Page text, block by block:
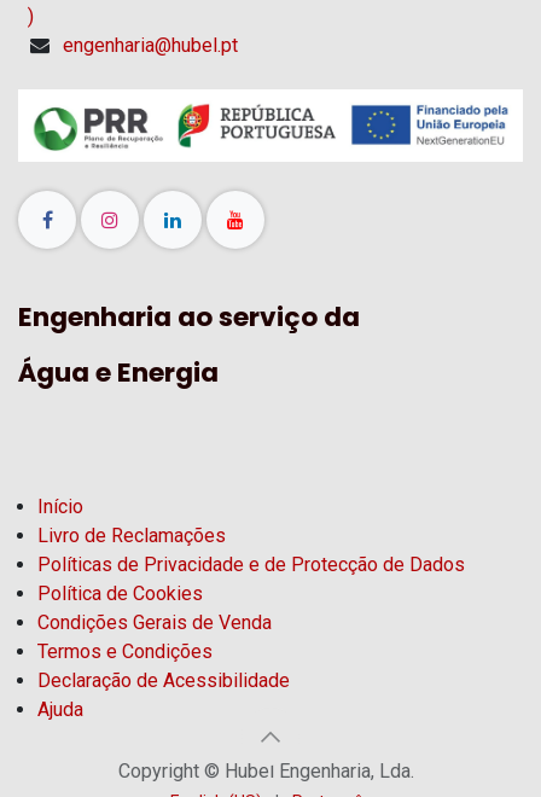
)
engenharia@hubel.pt
Engenharia ao serviço da
Água e Energia
Início
Livro de Reclamações
Políticas de Privacidade e de Protecção de Dados
Política de Cookies
Condições Gerais de Venda
Termos e Condições
Declaração de Acessibilidade
Ajuda
Copyright © Hubel Engenharia, Lda.